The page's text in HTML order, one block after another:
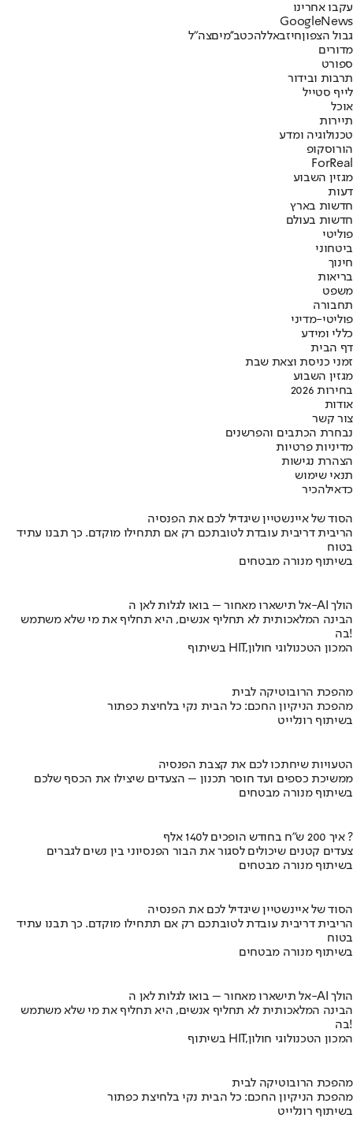
עקבו אחרינו
Googl eNews
גבול הצפוןחיזבאללהכטב''מיםצה"ל
מדורים
ספורט
תרבות ובידור
לייף סטייל
אוכל
תיירות
טכנולוגיה ומדע
הורוסקופ
ForReal
מגזין השבוע
דעות
חדשות בארץ
חדשות בעולם
פוליטי
ביטחוני
חינוך
בריאות
משפט
תחבורה
פוליטי-מדיני
כללי ומידע
דף הבית
זמני כניסת וצאת שבת
מגזין השבוע
בחירות 2026
אודות
צור קשר
נבחרת הכתבים והפרשנים
מדיניות פרטיות
הצהרת נגישות
תנאי שימוש
כדאילהכיר
הסוד של איינשטיין שיגדיל לכם את הפנסיה
הריבית דריבית עובדת לטובתכם רק אם תתחילו מוקדם. כך תבנו עתיד
בטוח
בשיתוף מנורה מבטחים
אל תישארו מאחור – בואו לגלות לאן ה-AI הולך
הבינה המלאכותית לא תחליף אנשים, היא תחליף את מי שלא משתמש
בה!
בשיתוף HIT,המכון הטכנולוגי חולון
מהפכת הרובוטיקה לבית
מהפכת הניקיון החכם: כל הבית נקי בלחיצת כפתור
בשיתוף רונלייט
הטעויות שיחתכו לכם את קצבת הפנסיה
ממשיכת כספים ועד חוסר תכנון – הצעדים שיצילו את הכסף שלכם
בשיתוף מנורה מבטחים
איך 200 ש"ח בחודש הופכים ל140 אלף ?
צעדים קטנים שיכולים לסגור את הבור הפנסיוני בין נשים לגברים
בשיתוף מנורה מבטחים
הסוד של איינשטיין שיגדיל לכם את הפנסיה
הריבית דריבית עובדת לטובתכם רק אם תתחילו מוקדם. כך תבנו עתיד
בטוח
בשיתוף מנורה מבטחים
אל תישארו מאחור – בואו לגלות לאן ה-AI הולך
הבינה המלאכותית לא תחליף אנשים, היא תחליף את מי שלא משתמש
בה!
בשיתוף HIT,המכון הטכנולוגי חולון
מהפכת הרובוטיקה לבית
מהפכת הניקיון החכם: כל הבית נקי בלחיצת כפתור
בשיתוף רונלייט